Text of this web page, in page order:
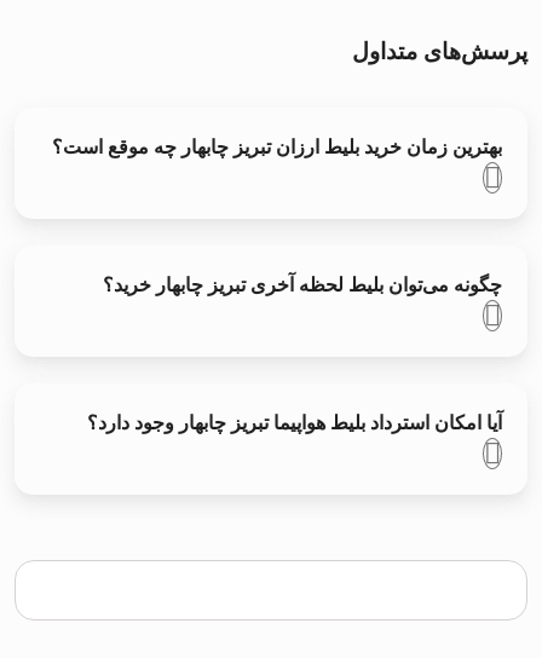
پرسش‌های متداول
بهترین زمان خرید بلیط ارزان تبریز چابهار چه موقع است؟
چگونه می‌توان بلیط لحظه آخری تبریز چابهار خرید؟
آیا امکان استرداد بلیط هواپیما تبریز چابهار وجود دارد؟